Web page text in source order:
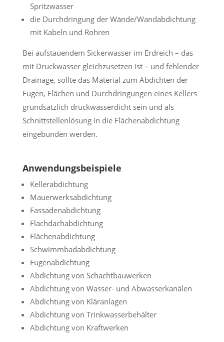
Spritzwasser
die Durchdringung der Wände/Wandabdichtung
mit Kabeln und Rohren
Bei aufstauendem Sickerwasser im Erdreich – das
mit Druckwasser gleichzusetzen ist – und fehlender
Drainage, sollte das Material zum Abdichten der
Fugen, Flächen und Durchdringungen eines Kellers
grundsätzlich druckwasserdicht sein und als
Schnittstellenlösung in die Flächenabdichtung
eingebunden werden.
Anwendungsbeispiele
Kellerabdichtung
Mauerwerksabdichtung
Fassadenabdichtung
Flachdachabdichtung
Flächenabdichtung
Schwimmbadabdichtung
Fugenabdichtung
Abdichtung von Schachtbauwerken
Abdichtung von Wasser- und Abwasserkanälen
Abdichtung von Kläranlagen
Abdichtung von Trinkwasserbehälter
Abdichtung von Kraftwerken